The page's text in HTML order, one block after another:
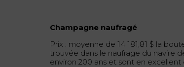
Champagne naufragé
Prix : moyenne de 14 181,81 $ la
trouvée dans le naufrage du navire
environ 200 ans et sont en excellent